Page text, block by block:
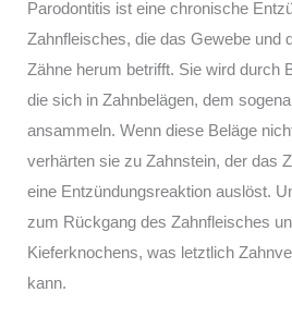
Parodontitis ist eine chronische
Zahnfleisches, die das Gewebe und
Zähne herum betrifft. Sie wird durch
die sich in Zahnbelägen, dem
ansammeln. Wenn diese Beläge
verhärten sie zu Zahnstein, der das
eine Entzündungsreaktion auslöst.
zum Rückgang des Zahnfleisches
Kieferknochens, was letztlich
kann.